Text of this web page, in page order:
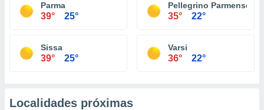
Parma
39° 25°
Pellegrino Parmense
35° 22°
Sissa
39° 25°
Varsi
36° 22°
Localidades próximas